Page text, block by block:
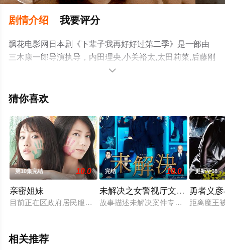
剧情介绍 我要评分
飘花电影网日本剧《下辈子我再好好过第二季》是一部由
三木康一郎导演执导，内田理央,小关裕太,太田莉菜,后藤刚
范,飞永翼,小岛藤子,SWAY,工藤遥,板垣李光人等演员精彩
费观看高清无删减完整版电视剧全集就上飘花影院，更多
解。

猜你喜欢
第10集完结 10.0
亲密姐妹
目前正在区政府居民服务客工作的深泽叶月（松下奈绪 饰）过
完结 10.0
未解决之女警视厅文件搜查官第
故事描述未解决案件专门部门—警视
更新至08
勇者义
距离魔王
相关推荐